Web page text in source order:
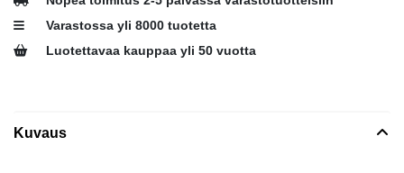
Varastossa yli 8000 tuotetta
Luotettavaa kauppaa yli 50 vuotta
Kuvaus